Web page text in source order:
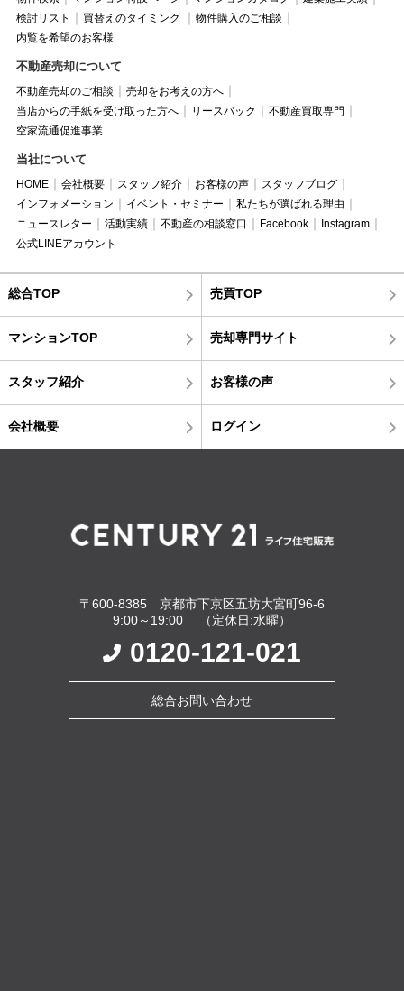
検討リスト
買替えのタイミング
物件購入のご相談
内覧を希望のお客様
不動産売却について
不動産売却のご相談
売却をお考えの方へ
当店からの手紙を受け取った方へ
リースバック
不動産買取専門
空家流通促進事業
当社について
HOME 会社概要 スタッフ紹介 お客様の声
スタッフブログ
インフォメーション
イベント・セミナー
私たちが選ばれる理由
ニュースレター
活動実績 不動産の相談窓口 Facebook
Instagram
公式LINEアカウント
総合TOP 売買TOP
マンションTOP 売却専門サイト
スタッフ紹介 お客様の声
会社概要 ログイン
〒600-8385 京都市下京区五坊大宮町96-6
9:00～19:00 （定休日:水曜）
0120-121-021
総合お問い合わせ